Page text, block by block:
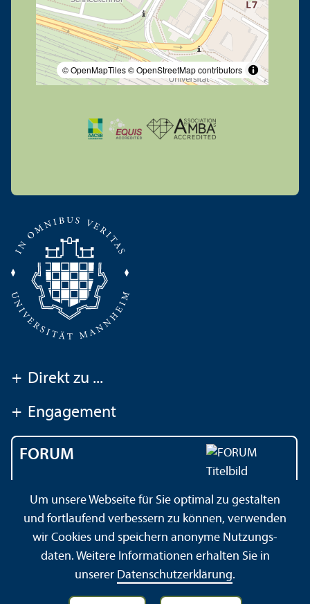
© OpenMapTiles© OpenStreetMap contributors
+ Direkt zu ...
+ Engagement
FORUM
Universität Mannheim
Impressum Datenschutz­erklärung Sitemap
Um unsere Webseite für Sie optimal zu gestalten
und fortlaufend verbessern zu können, verwenden
wir Cookies und speichern anonyme Nutzungs­
daten. Weitere Informationen erhalten Sie in
unserer Datenschutz­erklärung.